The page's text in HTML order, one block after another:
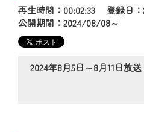
再生時間：00:02:33 登録日
公開期間：2024/08/08～
2024年8月5日～8月11日放送
【変更点】
◆デザイン変更により
の動画コンテンツが一
◆当社アプリやＰＣブ